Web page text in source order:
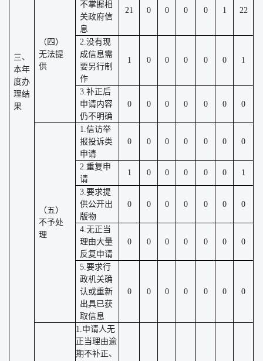
三、
本年
度办
理结
果
（四）
无法提
供
不掌握相
关政府信
息
21 0 0 0 0 1 22
2.没有现
成信息需
要另行制
作
1 0 0 0 0 0 1
3.补正后
申请内容
仍不明确
0 0 0 0 0 0 0
（五）
不予处
理
1.信访举
报投诉类
申请
0 0 0 0 0 0 0
2.重复申
请
1 0 0 0 0 0 1
3.要求提
供公开出
版物
0 0 0 0 0 0 0
4.无正当
理由大量
反复申请
0 0 0 0 0 0 0
5.要求行
政机关确
认或重新
出具已获
取信息
0 0 0 0 0 0 0
1.申请人无
正当理由逾
期不补正、